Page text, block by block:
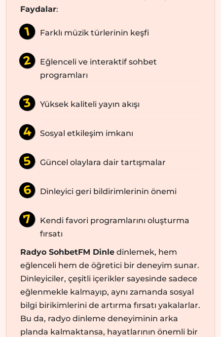
Faydalar:
Farklı müzik türlerinin keşfi
Eğlenceli ve interaktif sohbet
programları
Yüksek kaliteli yayın akışı
Sosyal etkileşim imkanı
Güncel olaylara dair tartışmalar
Dinleyici geri bildirimlerinin önemi
Kendi favori programlarını oluşturma
fırsatı
Radyo SohbetFM Dinle dinlemek, hem
eğlenceli hem de öğretici bir deneyim sunar.
Dinleyiciler, çeşitli içerikler sayesinde sadece
eğlenmekle kalmayıp, aynı zamanda sosyal
bilgi birikimlerini de artırma fırsatı yakalarlar.
Bu da, radyo dinleme deneyiminin arka
planda kalmaktansa, hayatlarının önemli bir